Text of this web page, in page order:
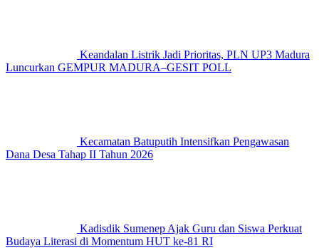
Keandalan Listrik Jadi Prioritas, PLN UP3 Madura
Luncurkan GEMPUR MADURA–GESIT POLL
Kecamatan Batuputih Intensifkan Pengawasan
Dana Desa Tahap II Tahun 2026
Kadisdik Sumenep Ajak Guru dan Siswa Perkuat
Budaya Literasi di Momentum HUT ke-81 RI